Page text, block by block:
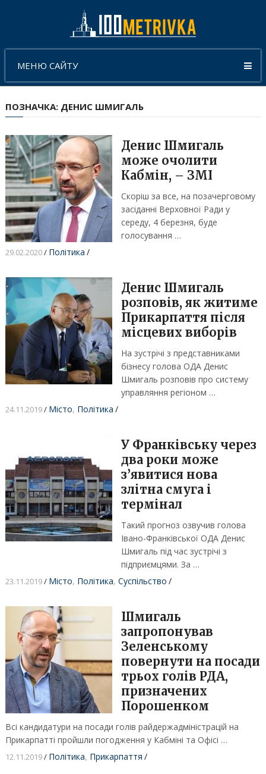
МЕНЮ САЙТУ
ПОЗНАЧКА: ДЕНИС ШМИГАЛЬ
Денис Шмигаль
може очолити
Кабмін, – ЗМІ
Скоріш за все, на позачерговому
засіданні Верховної Ради у
середу, 4 березня, буде
голосування …
29.02.2020/ Політика /
Денис Шмигаль
розповів, як житиме
Прикарпаття після
місцевих виборів
На зустрічі з представниками
бізнесу голова ОДА Денис
Шмигаль розповів про систему
управляння регіоном …
24.11.2019/ Місто, Політика /
У Франківську через
два роки може
з’явитися нова
злітна смуга і
термінал
Такий прогноз озвучив голова
Івано-Франківської ОДА Денис
Шмигаль під час зустрічі з
підприємцями. За …
23.11.2019/ Місто, Політика, Суспільство /
Шмигаль
запропонував
Зеленському
повернути на посади
трьох голів РДА,
призначених
Порошенком
Всі кандидатури на посади голів райдержадміністрацій на
Прикарпатті пройшли погодження у Кабміні та Офісі …
12.11.2019/ Політика, Прикарпаття /